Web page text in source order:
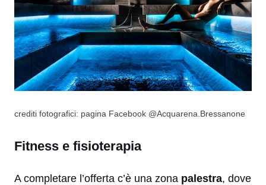
crediti fotografici: pagina Facebook @Acquarena.Bressanone
Fitness e fisioterapia
A completare l’offerta c’è una zona palestra, dove